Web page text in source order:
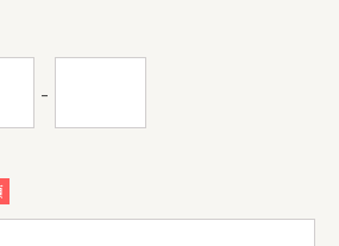
-